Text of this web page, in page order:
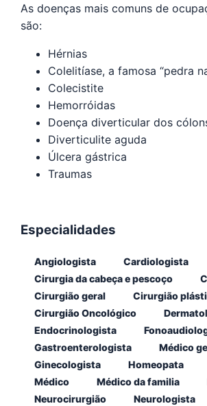
As doenças mais comuns de
são:
Hérnias
Colelitíase, a famosa “pedra
Colecistite
Hemorróidas
Doença diverticular dos
Diverticulite aguda
Úlcera gástrica
Traumas
Especialidades
Angiologista
Cardiologista
Cirurgia da cabeça e pescoço
Cirurgião geral
Cirurgião
Cirurgião Oncológico
Endocrinologista
Gastroenterologista
Médico
Ginecologista
Homeopata
Médico
Médico da familia
Neurocirurgião
Neurologista